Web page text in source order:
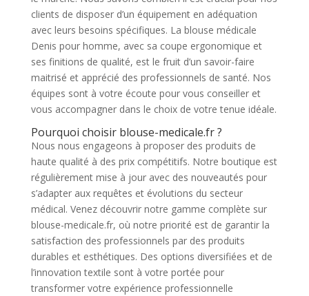
clients de disposer d’un équipement en adéquation
avec leurs besoins spécifiques. La blouse médicale
Denis pour homme, avec sa coupe ergonomique et
ses finitions de qualité, est le fruit d’un savoir-faire
maitrisé et apprécié des professionnels de santé. Nos
équipes sont à votre écoute pour vous conseiller et
vous accompagner dans le choix de votre tenue idéale.
Pourquoi choisir blouse-medicale.fr ?
Nous nous engageons à proposer des produits de
haute qualité à des prix compétitifs. Notre boutique est
régulièrement mise à jour avec des nouveautés pour
s’adapter aux requêtes et évolutions du secteur
médical. Venez découvrir notre gamme complète sur
blouse-medicale.fr, où notre priorité est de garantir la
satisfaction des professionnels par des produits
durables et esthétiques. Des options diversifiées et de
l’innovation textile sont à votre portée pour
transformer votre expérience professionnelle